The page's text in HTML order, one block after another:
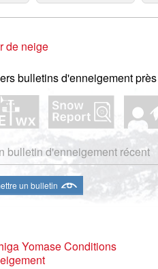
de neige
bulletins d'enneigement
bulletin d'enneigement récent
un bulletin
Yomase Conditions